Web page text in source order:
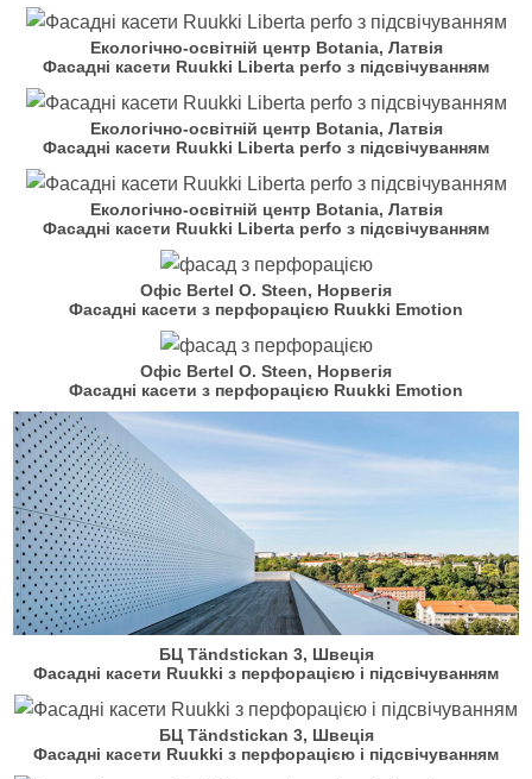
Екологічно-освітній центр Botania, Латвія
Фасадні касети Ruukki Liberta perfo з підсвічуванням
Екологічно-освітній центр Botania, Латвія
Фасадні касети Ruukki Liberta perfo з підсвічуванням
Екологічно-освітній центр Botania, Латвія
Фасадні касети Ruukki Liberta perfo з підсвічуванням
Офіс Bertel O. Steen, Норвегія
Фасадні касети з перфорацією Ruukki Emotion
Офіс Bertel O. Steen, Норвегія
Фасадні касети з перфорацією Ruukki Emotion
БЦ Tändstickan 3, Швеція
Фасадні касети Ruukki з перфорацією і підсвічуванням
БЦ Tändstickan 3, Швеція
Фасадні касети Ruukki з перфорацією і підсвічуванням